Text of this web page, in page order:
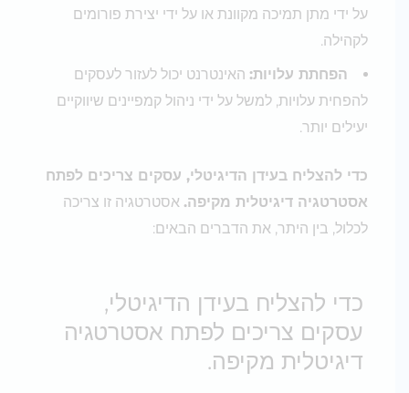
על ידי מתן תמיכה מקוונת או על ידי יצירת פורומים
לקהילה.
הפחתת עלויות:האינטרנט יכול לעזור לעסקים
להפחית עלויות, למשל על ידי ניהול קמפיינים שיווקיים
יעילים יותר.
כדי להצליח בעידן הדיגיטלי, עסקים צריכים לפתח
אסטרטגיה דיגיטלית מקיפה.אסטרטגיה זו צריכה
לכלול, בין היתר, את הדברים הבאים:
כדי להצליח בעידן הדיגיטלי,
עסקים צריכים לפתח אסטרטגיה
דיגיטלית מקיפה.